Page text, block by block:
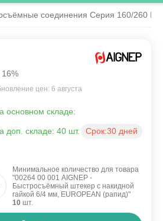
соединения Серия 160/260
цен: 6 августа
основном складе:
доп. складе: 40 шт.
Срок:30 дней
Минимальное количество для товара
"00264 00 001 AIGNEP -
Быстросъёмный штекер с накидной
гайкой 6/4 мм, EUROPEAN (рапид)"
10 шт.